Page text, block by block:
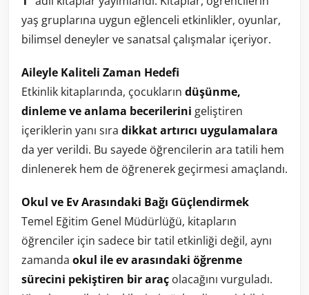
yaş gruplarına uygun eğlenceli etkinlikler, oyunlar,
bilimsel deneyler ve sanatsal çalışmalar içeriyor.
Aileyle Kaliteli Zaman Hedefi
Etkinlik kitaplarında, çocukların düşünme,
dinleme ve anlama becerilerini geliştiren
içeriklerin yanı sıra dikkat artırıcı uygulamalara
da yer verildi. Bu sayede öğrencilerin ara tatili hem
dinlenerek hem de öğrenerek geçirmesi amaçlandı.
Okul ve Ev Arasındaki Bağı Güçlendirmek
Temel Eğitim Genel Müdürlüğü, kitapların
öğrenciler için sadece bir tatil etkinliği değil, aynı
zamanda okul ile ev arasındaki öğrenme
sürecini pekiştiren bir araç olacağını vurguladı.